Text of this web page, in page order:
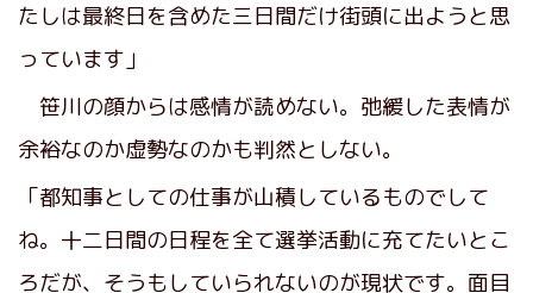
たしは最終日を含めた三日間だけ街頭に出ようと思
っています」
笹川の顔からは感情が読めない。弛緩した表情が
余裕なのか虚勢なのかも判然としない。
「都知事としての仕事が山積しているものでして
ね。十二日間の日程を全て選挙活動に充てたいとこ
ろだが、そうもしていられないのが現状です。面目